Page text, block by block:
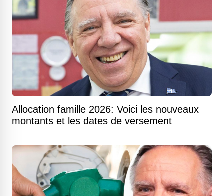
Allocation famille 2026: Voici les nouveaux
montants et les dates de versement